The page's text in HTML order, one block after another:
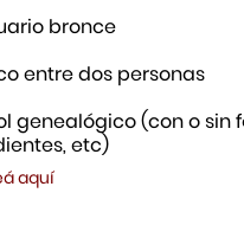
bronce
entre dos personas
genealógico (con o sin
etc)
aquí